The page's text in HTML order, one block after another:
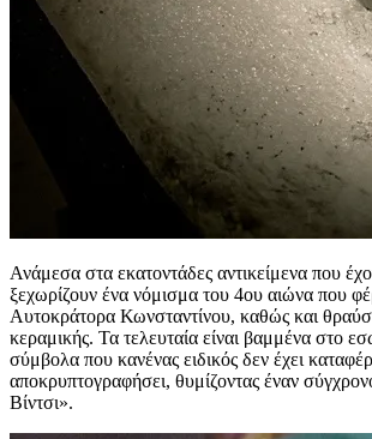
Ανάμεσα στα εκατοντάδες αντικείμενα που
ξεχωρίζουν ένα νόμισμα του 4ου αιώνα που
Αυτοκράτορα Κωνσταντίνου, καθώς και
κεραμικής. Τα τελευταία είναι βαμμένα στο
σύμβολα που κανένας ειδικός δεν έχει
αποκρυπτογραφήσει, θυμίζοντας έναν
Βίντσι».